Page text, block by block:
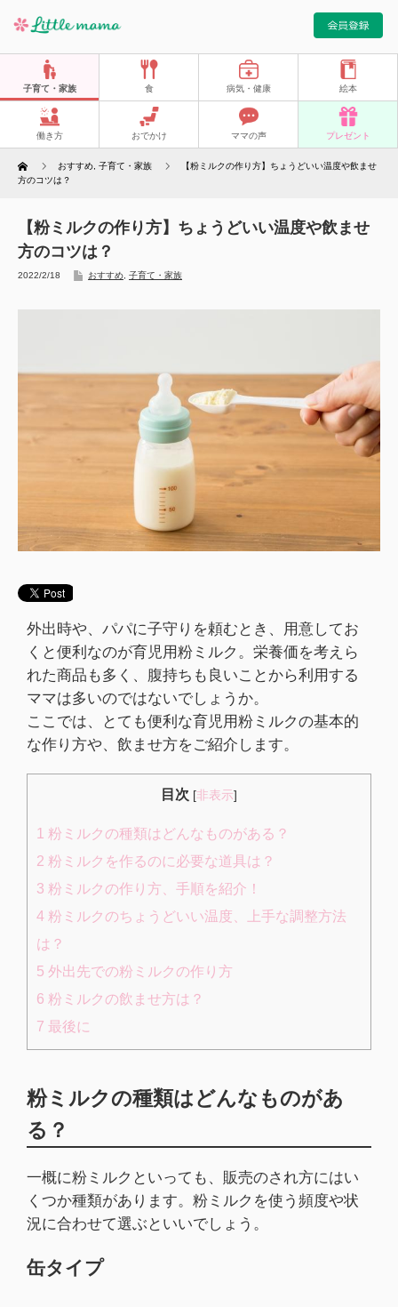
子育て・家族 食 病気・健康 絵本
働き方 おでかけ ママの声 プレゼント
Home おすすめ 子育て・家族
【粉ミルクの作り方】ちょうどいい温度や飲ませ
方のコツは？
【粉ミルクの作り方】ちょうどいい温度や飲ませ
方のコツは？
2022/2/18 おすすめ 子育て・家族
外出時や、パパに子守りを頼むとき、用意してお
くと便利なのが育児用粉ミルク。栄養価を考えら
れた商品も多く、腹持ちも良いことから利用する
ママは多いのではないでしょうか。
ここでは、とても便利な育児用粉ミルクの基本的
な作り方や、飲ませ方をご紹介します。
目次 [非表示]
1 粉ミルクの種類はどんなものがある？
2 粉ミルクを作るのに必要な道具は？
3 粉ミルクの作り方、手順を紹介！
4 粉ミルクのちょうどいい温度、上手な調整方法
は？
5 外出先での粉ミルクの作り方
6 粉ミルクの飲ませ方は？
7 最後に
粉ミルクの種類はどんなものがあ
る？
一概に粉ミルクといっても、販売のされ方にはい
くつか種類があります。粉ミルクを使う頻度や状
況に合わせて選ぶといいでしょう。
缶タイプ